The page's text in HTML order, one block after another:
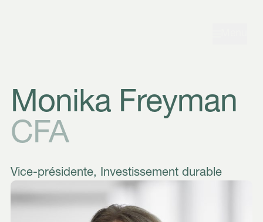
Monika Freyman
CFA
Vice-présidente, Investissement durable